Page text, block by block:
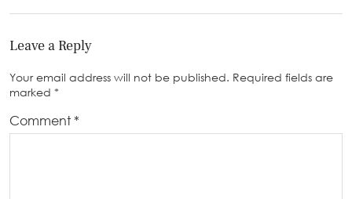
Leave a Reply
Your email address will not be published. Required fields are
marked *
Comment *